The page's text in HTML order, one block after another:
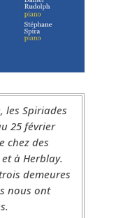
les Spiriades
25 février
chez des
à Herblay.
demeures
nous ont